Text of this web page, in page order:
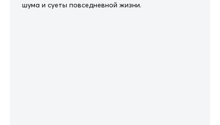
шума и суеты повседневной жизни.